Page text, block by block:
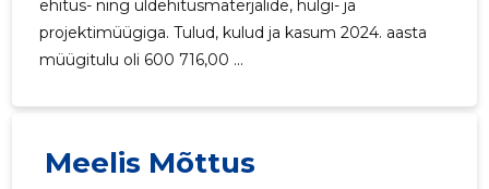
ehitus- ning üldehitusmaterjalide, hulgi- ja
projektimüügiga. Tulud, kulud ja kasum 2024. aasta
müügitulu oli 600 716,00 ...
Meelis Mõttus